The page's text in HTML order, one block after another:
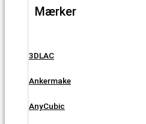
Mærker
3DLAC
Ankermake
AnyCubic